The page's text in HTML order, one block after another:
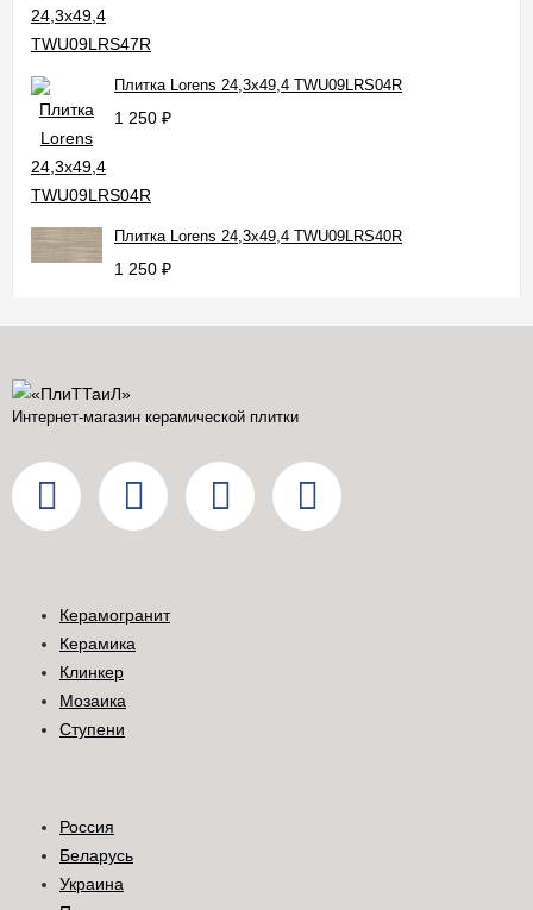
Плитка Lorens 24,3x49,4 TWU09LRS04R
1 250 ₽
Плитка Lorens 24,3x49,4 TWU09LRS40R
1 250 ₽
Интернет-магазин керамической плитки
Керамогранит
Керамика
Клинкер
Мозаика
Ступени
Россия
Беларусь
Украина